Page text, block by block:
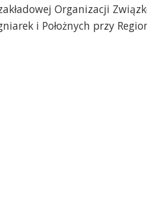
Organizacji
i Położnych przy